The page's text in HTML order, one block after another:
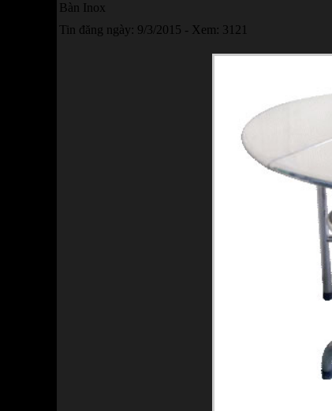
Bàn Inox
Tin đăng ngày: 9/3/2015 - Xem: 3121